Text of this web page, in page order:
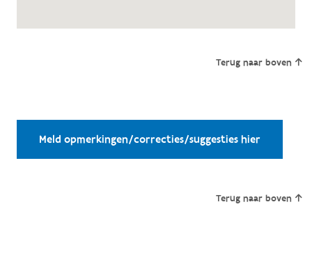
Terug naar boven
Meld opmerkingen/correcties/suggesties hier
Terug naar boven